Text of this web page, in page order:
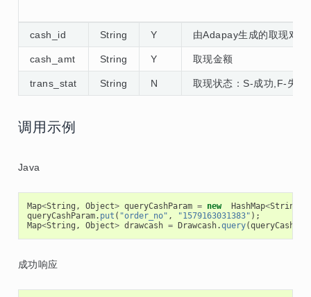
cash_id String Y 由Adapay生成的取现对
cash_amt String Y 取现金额
trans_stat String N 取现状态：S-成功,F-失败
调用示例
Java
Map<String , Object> queryCashParam = new HashMap<String
queryCashParam. put ( "order_no" , "1579163031383" );
Map<String , Object> drawcash = Drawcash.query(
成功响应